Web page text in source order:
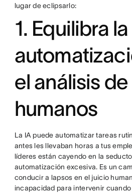
lugar de eclipsarlo:
1. Equilibra la
el análisis
humanos
La IA puede automatizar tareas
antes les llevaban horas a tus
líderes están cayendo en la
automatización excesiva. Es un
conducir a lapsos en el juicio
incapacidad para intervenir